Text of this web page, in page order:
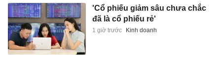
'Cổ phiếu giảm sâu chưa chắc
đã là cổ phiếu rẻ'
1 giờ trước Kinh doanh